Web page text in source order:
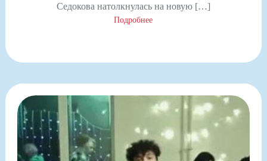
Седокова натолкнулась на новую […]
Подробнее